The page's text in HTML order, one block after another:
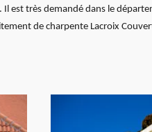
est très demandé dans le
de charpente Lacroix